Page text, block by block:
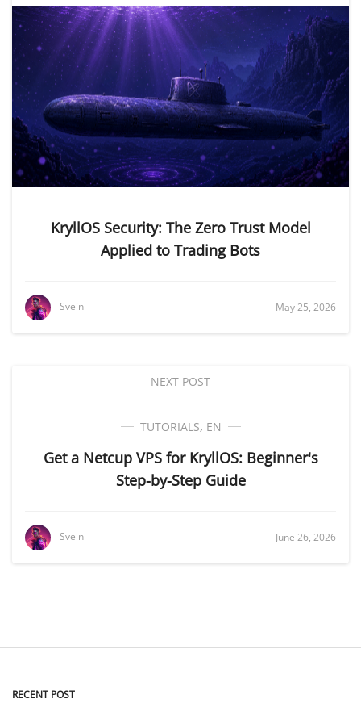
KryllOS Security: The Zero Trust Model
Applied to Trading Bots
Svein May 25, 2026
NEXT POST
TUTORIALS, EN
Get a Netcup VPS for KryllOS: Beginner's
Step-by-Step Guide
Svein June 26, 2026
RECENT POST